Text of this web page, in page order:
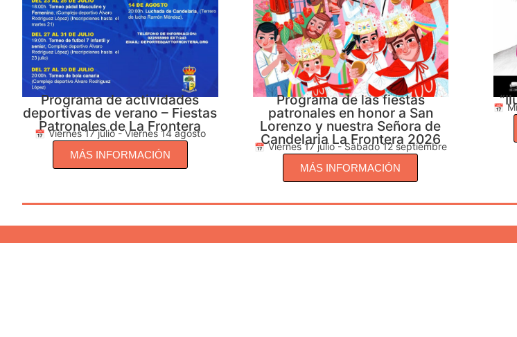
Programa de actividades
deportivas de verano – Fiestas
Patronales de La Frontera
Viernes 17 julio - Viernes 14 agosto
MÁS INFORMACIÓN
Programa de las fiestas
patronales en honor a San
Lorenzo y nuestra Señora de
Candelaria La Frontera 2026
Viernes 17 julio - Sábado 12 septiembre
MÁS INFORMACIÓN